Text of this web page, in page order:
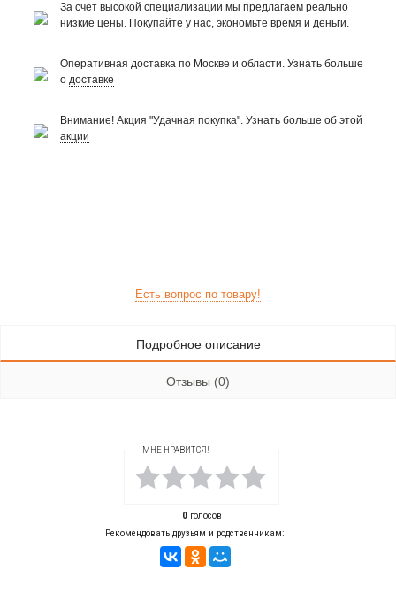
За счет высокой специализации мы предлагаем реально
низкие цены. Покупайте у нас, экономьте время и деньги.
Оперативная доставка по Москве и области. Узнать больше
о доставке
Внимание! Акция "Удачная покупка". Узнать больше об этой
акции
Есть вопрос по товару!
Подробное описание
Отзывы (0)
МНЕ НРАВИТСЯ!
0голосов
Рекомендовать друзьям и родственникам: